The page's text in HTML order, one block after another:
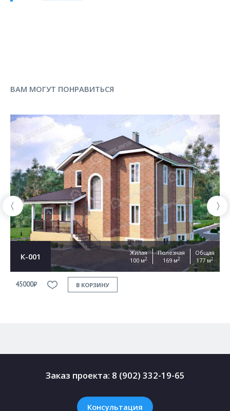
ВАМ МОГУТ ПОНРАВИТЬСЯ
К-001
Жилая
100 м2
Полезная
169 м2
Общая
177 м2
45000₽ В КОРЗИНУ
Заказ проекта: 8 (902) 332-19-65
Консультация